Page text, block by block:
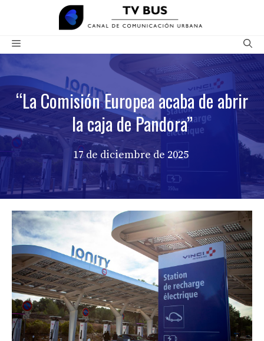
contenido
Menú
“La Comisión Europea acaba de abrir
la caja de Pandora”
17 de diciembre de 2025